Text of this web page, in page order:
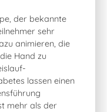
der bekannte
sehr
animieren, die
Hand zu
lassen einen
mehr als der